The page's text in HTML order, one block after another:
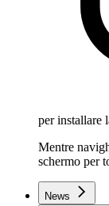
per installare
Mentre
schermo per
News